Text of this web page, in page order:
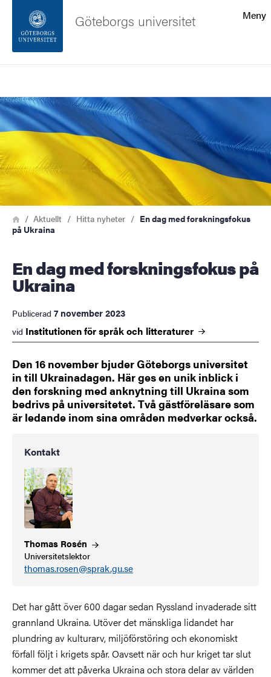
Sidfoten
Om webbplatsen
Meny
Göteborgs universitet
Bild
Länkstig
HemAktuellt Hitta nyheter
En dag med forskningsfokus
på Ukraina
En dag med forskningsfokus på
Ukraina
Publicerad 7 november 2023
vid Institutionen för språk och litteraturer
Den 16 november bjuder Göteborgs universitet
in till Ukrainadagen. Här ges en unik inblick i
den forskning med anknytning till Ukraina som
bedrivs på universitetet. Två gästföreläsare som
är ledande inom sina områden medverkar också.
Kontakt
Thomas Rosén
Universitetslektor
thomas.rosen@sprak.gu.se
Det har gått över 600 dagar sedan Ryssland invaderade sitt
grannland Ukraina. Utöver det mänskliga lidandet har
plundring av kulturarv, miljöförstöring och ekonomiskt
förfall följt i krigets spår. Oavsett när och hur kriget tar slut
kommer det att påverka Ukraina och stora delar av världen